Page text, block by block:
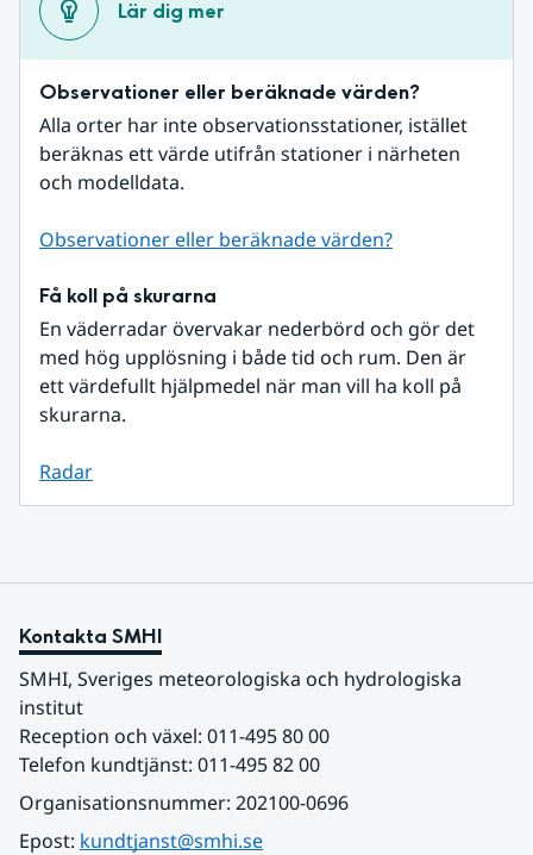
Lär dig mer
Observationer eller beräknade värden?
Alla orter har inte observationsstationer, istället
beräknas ett värde utifrån stationer i närheten
och modelldata.
Observationer eller beräknade värden?
Få koll på skurarna
En väderradar övervakar nederbörd och gör det
med hög upplösning i både tid och rum. Den är
ett värdefullt hjälpmedel när man vill ha koll på
skurarna.
Radar
Kontakta SMHI
SMHI, Sveriges meteorologiska och hydrologiska
institut
Reception och växel: 011-495 80 00
Telefon kundtjänst: 011-495 82 00
Organisationsnummer: 202100-0696
Epost: kundtjanst@smhi.se